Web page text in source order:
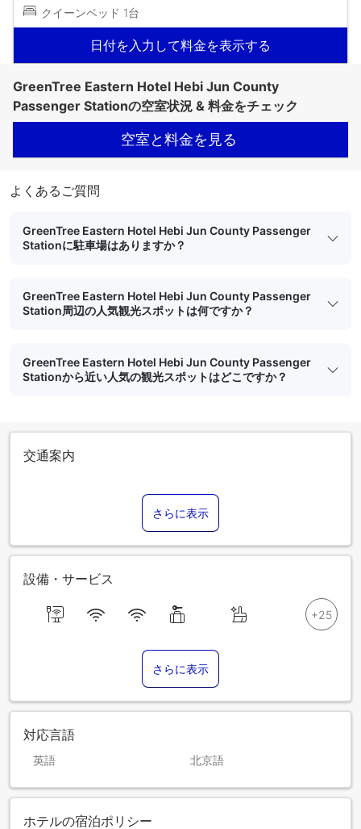
クイーンベッド 1台
日付を入力して料金を表示する
GreenTree Eastern Hotel Hebi Jun County
Passenger Stationの空室状況 & 料金をチェック
空室と料金を見る
よくあるご質問
GreenTree Eastern Hotel Hebi Jun County Passenger
Stationに駐車場はありますか？
GreenTree Eastern Hotel Hebi Jun County Passenger
Station周辺の人気観光スポットは何ですか？
GreenTree Eastern Hotel Hebi Jun County Passenger
Stationから近い人気の観光スポットはどこですか？
交通案内
さらに表示
設備・サービス
さらに表示
対応言語
英語 北京語
ホテルの宿泊ポリシー